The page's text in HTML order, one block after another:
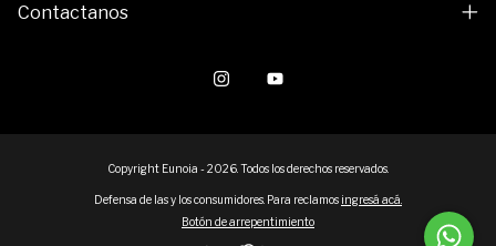
Contactanos
Copyright Eunoia - 2026. Todos los derechos reservados.
Defensa de las y los consumidores. Para reclamos ingresá acá.
Botón de arrepentimiento